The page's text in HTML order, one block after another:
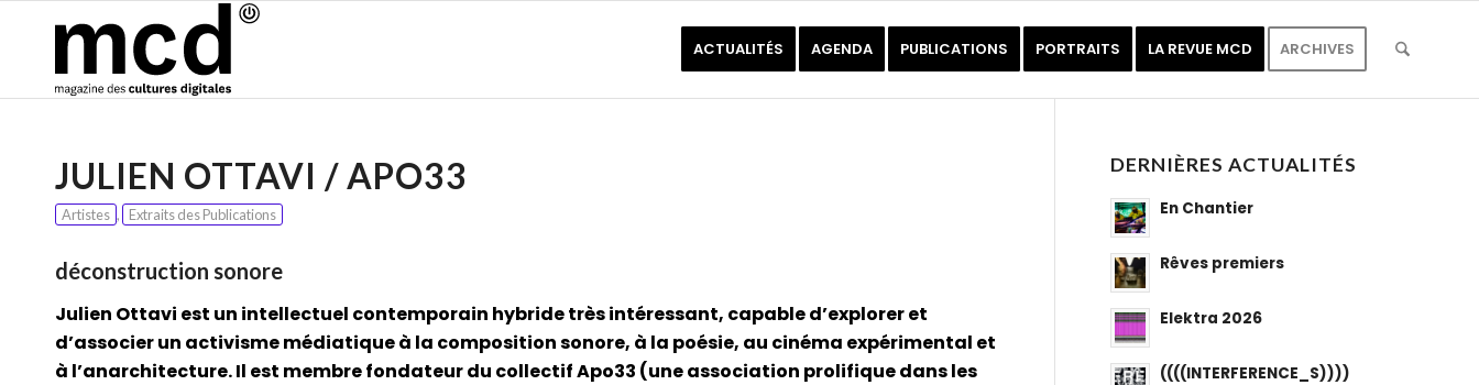
ACTUALITÉS AGENDA PUBLICATIONS PORTRAITS LA REVUE MCD ARCHIVES
JULIEN OTTAVI / APO33
Artistes , Extraits des Publications
déconstruction sonore
Julien Ottavi est un intellectuel contemporain hybride très intéressant, capable d’explorer et
d’associer un activisme médiatique à la composition sonore, à la poésie, au cinéma expérimental et
à l’anarchitecture. Il est membre fondateur du collectif Apo33 (une association prolifique dans les
DERNIÈRES ACTUALITÉS
En Chantier
Rêves premiers
Elektra 2026
((((INTERFERENCE_S))))